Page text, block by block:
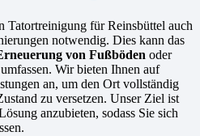
Tatortreinigung für Reinsbüttel auch
notwendig. Dies kann das
von Fußböden oder
Wir bieten Ihnen auf
an, um den Ort vollständig
zu versetzen. Unser Ziel ist
anzubieten, sodass Sie sich